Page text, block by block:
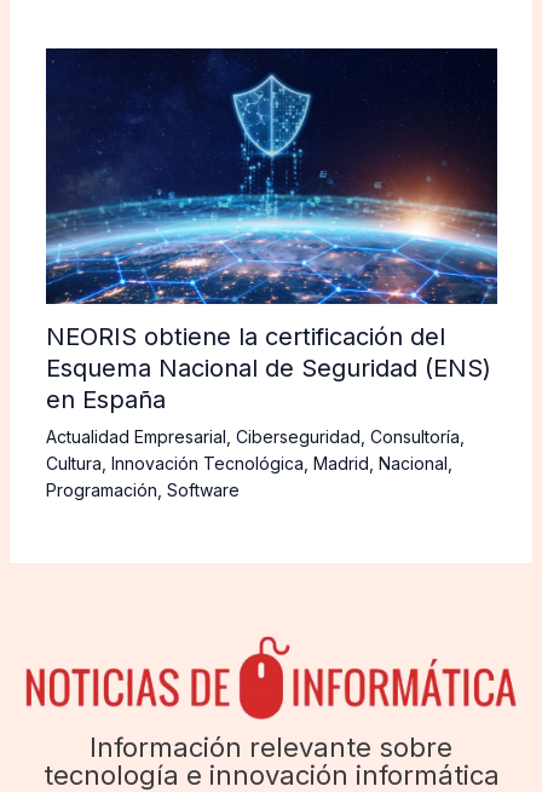
NEORIS obtiene la certificación del
Esquema Nacional de Seguridad (ENS)
en España
Actualidad Empresarial Ciberseguridad Consultoría
Cultura Innovación Tecnológica Madrid Nacional
Programación Software
Información relevante sobre
tecnología e innovación informática